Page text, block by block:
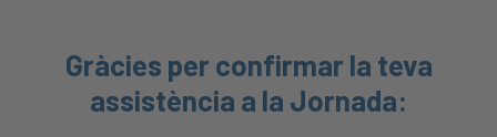
Gràcies per confirmar la teva
assistència a la Jornada: